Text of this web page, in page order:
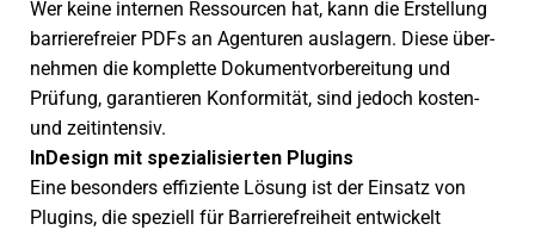
Wer keine inter­nen Ressourcen hat, kann die Erstellung
barrie­re­freier PDFs an Agenturen ausla­gern. Diese über­
neh­men die komplette Dokumentvorbereitung und
Prüfung, garan­tie­ren Konformität, sind jedoch kosten-
und zeit­in­ten­siv.
InDesign mit spezia­li­sier­ten Plugins
Eine beson­ders effi­zi­ente Lösung ist der Einsatz von
Plugins, die spezi­ell für Barrierefreiheit entwi­ckelt